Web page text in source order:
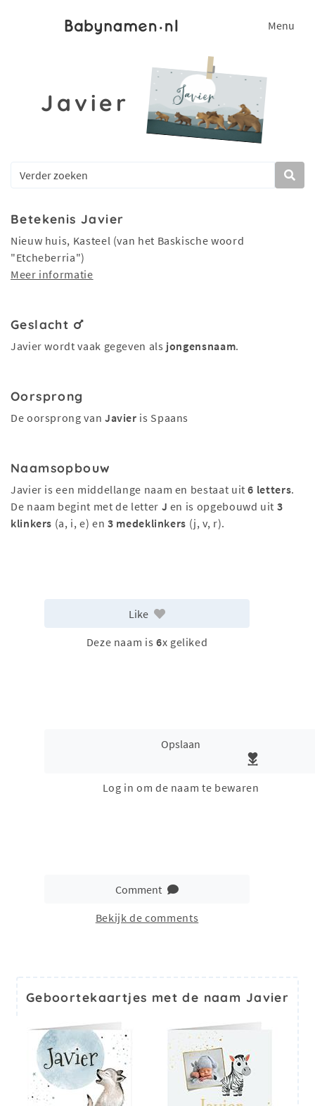
Menu
Javier
Betekenis Javier
Nieuw huis, Kasteel (van het Baskische woord
"Etcheberria")
Meer informatie
Geslacht
Javier wordt vaak gegeven als jongensnaam.
Oorsprong
De oorsprong van Javier is Spaans
Naamsopbouw
Javier is een middellange naam en bestaat uit6 letters.
De naam begint met de letter J en is opgebouwd uit 3
klinkers (a, i, e) en3 medeklinkers (j, v, r).
Like
Deze naam is 6x geliked
Opslaan
Log in om de naam te bewaren
Comment
Bekijk de comments
Geboortekaartjes met de naam Javier